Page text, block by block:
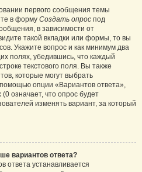
первого сообщения темы
в форму Создать опрос под
в зависимости от
такой вкладки или формы, то вы
Укажите вопрос и как минимум два
полях, убедившись, что каждый
текстового поля. Вы также
которые могут выбрать
опции «Вариантов ответа»,
означает, что опрос будет
изменять вариант, за который
вариантов ответа?
ответа устанавливается